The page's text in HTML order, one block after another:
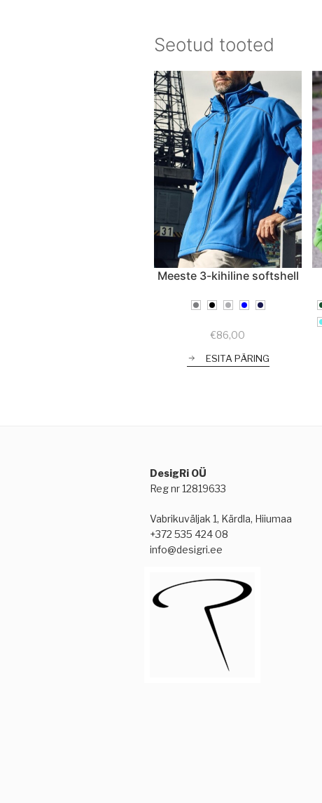
Seotud tooted
Meeste 3-kihiline softshell
€86,00
ESITA PÄRING
DesigRi OÜ
Reg nr 12819633
Vabrikuväljak 1, Kärdla, Hiiumaa
+372 535 424 08
info@desigri.ee